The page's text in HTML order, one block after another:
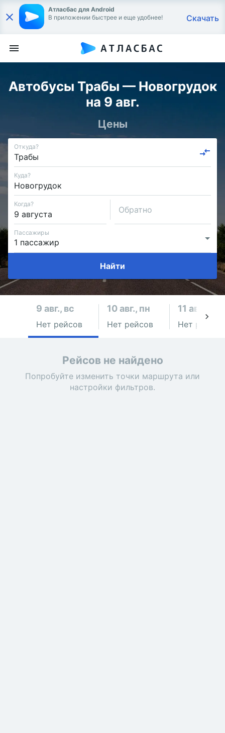
Атласбас для Android
В приложении быстрее и еще удобнее!
Скачать
Автобусы Трабы — Новогрудок
на 9 авг.
Цены
Откуда?
Куда?
Когда?
Обратно
Пассажиры
Найти
9 авг., вс
Нет рейсов
10 авг., пн
Нет рейсов
11 авг., вт
Нет рейсов
Рейсов не найдено
Попробуйте изменить точки маршрута или
настройки фильтров.